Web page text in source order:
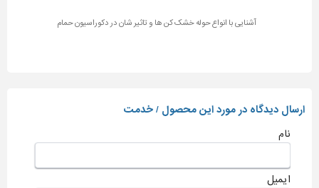
آشنایی با انواع حوله خشک کن ها و تاثیر شان در دکوراسیون حمام
ارسال دیدگاه در مورد این محصول / خدمت
نام
ایمیل